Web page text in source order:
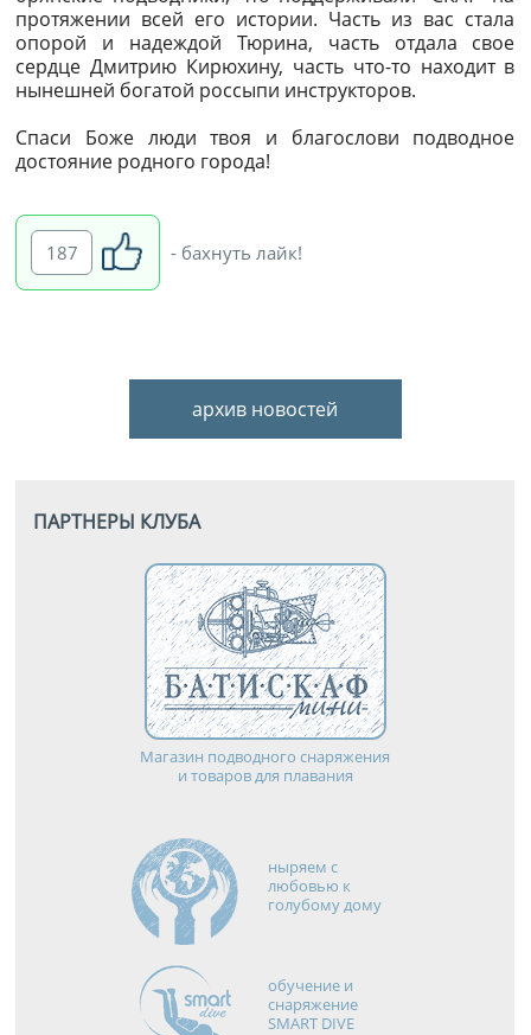
протяжении всей его истории. Часть из вас стала
опорой и надеждой Тюрина, часть отдала свое
сердце Дмитрию Кирюхину, часть что-то находит в
нынешней богатой россыпи инструкторов.
Спаси Боже люди твоя и благослови подводное
достояние родного города!
187 - бахнуть лайк!
архив новостей
ПАРТНЕРЫ КЛУБА
Магазин подводного снаряжения
и товаров для плавания
ныряем с
любовью к
голубому дому
обучение и
снаряжение
SMART DIVE